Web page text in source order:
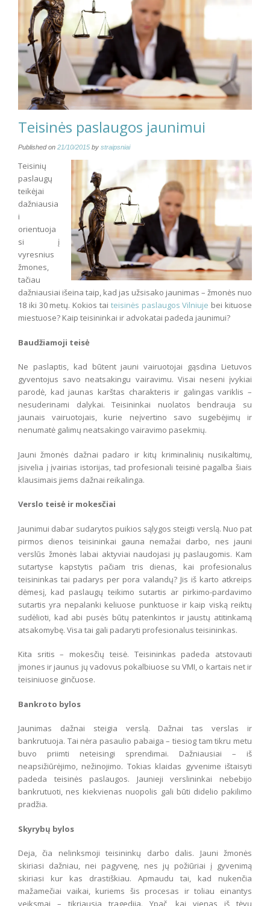
Teisinės paslaugos jaunimui
Published on 21/10/2015 by straipsniai
Teisinių
paslaugų
teikėjai
dažniausia
i
orientuoja
si į
vyresnius
žmones,
tačiau
dažniausiai išeina taip, kad jas užsisako jaunimas – žmonės nuo
18 iki 30 metų. Kokios tai teisinės paslaugos Vilniuje bei kituose
miestuose? Kaip teisininkai ir advokatai padeda jaunimui?
Baudžiamoji teisė
Ne paslaptis, kad būtent jauni vairuotojai gąsdina Lietuvos
gyventojus savo neatsakingu vairavimu. Visai neseni įvykiai
parodė, kad jaunas karštas charakteris ir galingas variklis –
nesuderinami dalykai. Teisininkai nuolatos bendrauja su
jaunais vairuotojais, kurie neįvertino savo sugebėjimų ir
nenumatė galimų neatsakingo vairavimo pasekmių.
Jauni žmonės dažnai padaro ir kitų kriminalinių nusikaltimų,
įsivelia į įvairias istorijas, tad profesionali teisinė pagalba šiais
klausimais jiems dažnai reikalinga.
Verslo teisė ir mokesčiai
Jaunimui dabar sudarytos puikios sąlygos steigti verslą. Nuo pat
pirmos dienos teisininkai gauna nemažai darbo, nes jauni
verslūs žmonės labai aktyviai naudojasi jų paslaugomis. Kam
sutartyse kapstytis pačiam tris dienas, kai profesionalus
teisininkas tai padarys per pora valandų? Jis iš karto atkreips
dėmesį, kad paslaugų teikimo sutartis ar pirkimo-pardavimo
sutartis yra nepalanki keliuose punktuose ir kaip viską reiktų
sudėlioti, kad abi pusės būtų patenkintos ir jaustų atitinkamą
atsakomybę. Visa tai gali padaryti profesionalus teisininkas.
Kita sritis – mokesčių teisė. Teisininkas padeda atstovauti
įmones ir jaunus jų vadovus pokalbiuose su VMI, o kartais net ir
teisiniuose ginčuose.
Bankroto bylos
Jaunimas dažnai steigia verslą. Dažnai tas verslas ir
bankrutuoja. Tai nėra pasaulio pabaiga – tiesiog tam tikru metu
buvo priimti neteisingi sprendimai. Dažniausiai – iš
neapsižiūrėjimo, nežinojimo. Tokias klaidas gyvenime ištaisyti
padeda teisinės paslaugos. Jaunieji verslininkai nebebijo
bankrutuoti, nes kiekvienas nuopolis gali būti didelio pakilimo
pradžia.
Skyrybų bylos
Deja, čia nelinksmoji teisininkų darbo dalis. Jauni žmonės
skiriasi dažniau, nei pagyvenę, nes jų požiūriai į gyvenimą
skiriasi kur kas drastiškiau. Apmaudu tai, kad nukenčia
mažamečiai vaikai, kuriems šis procesas ir toliau einantys
veiksmai – tikriausia tragedija. Ypač, kai vienas iš tėvų